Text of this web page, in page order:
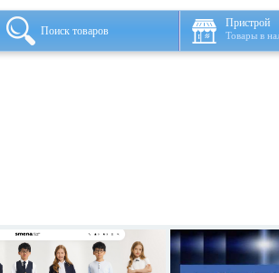
Поиск товаров
Пристрой
Товары в